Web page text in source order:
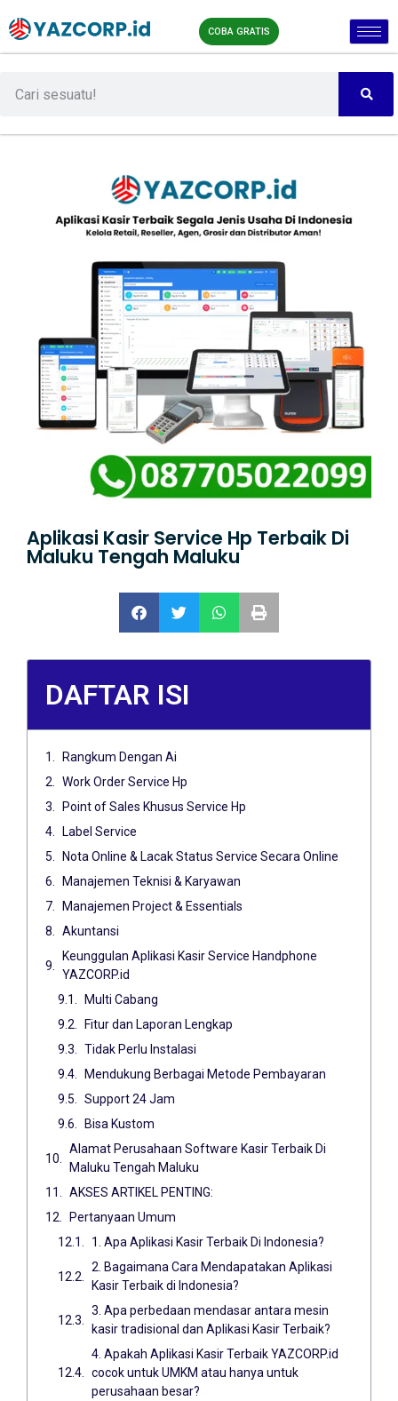
COBA GRATIS
Aplikasi Kasir Service Hp Terbaik Di
Maluku Tengah Maluku
DAFTAR ISI
Rangkum Dengan Ai
Work Order Service Hp
Point of Sales Khusus Service Hp
Label Service
Nota Online & Lacak Status Service Secara Online
Manajemen Teknisi & Karyawan
Manajemen Project & Essentials
Akuntansi
Keunggulan Aplikasi Kasir Service Handphone
YAZCORP.id
Multi Cabang
Fitur dan Laporan Lengkap
Tidak Perlu Instalasi
Mendukung Berbagai Metode Pembayaran
Support 24 Jam
Bisa Kustom
Alamat Perusahaan Software Kasir Terbaik Di
Maluku Tengah Maluku
AKSES ARTIKEL PENTING:
Pertanyaan Umum
1. Apa Aplikasi Kasir Terbaik Di Indonesia?
2. Bagaimana Cara Mendapatakan Aplikasi
Kasir Terbaik di Indonesia?
3. Apa perbedaan mendasar antara mesin
kasir tradisional dan Aplikasi Kasir Terbaik?
4. Apakah Aplikasi Kasir Terbaik YAZCORP.id
cocok untuk UMKM atau hanya untuk
perusahaan besar?